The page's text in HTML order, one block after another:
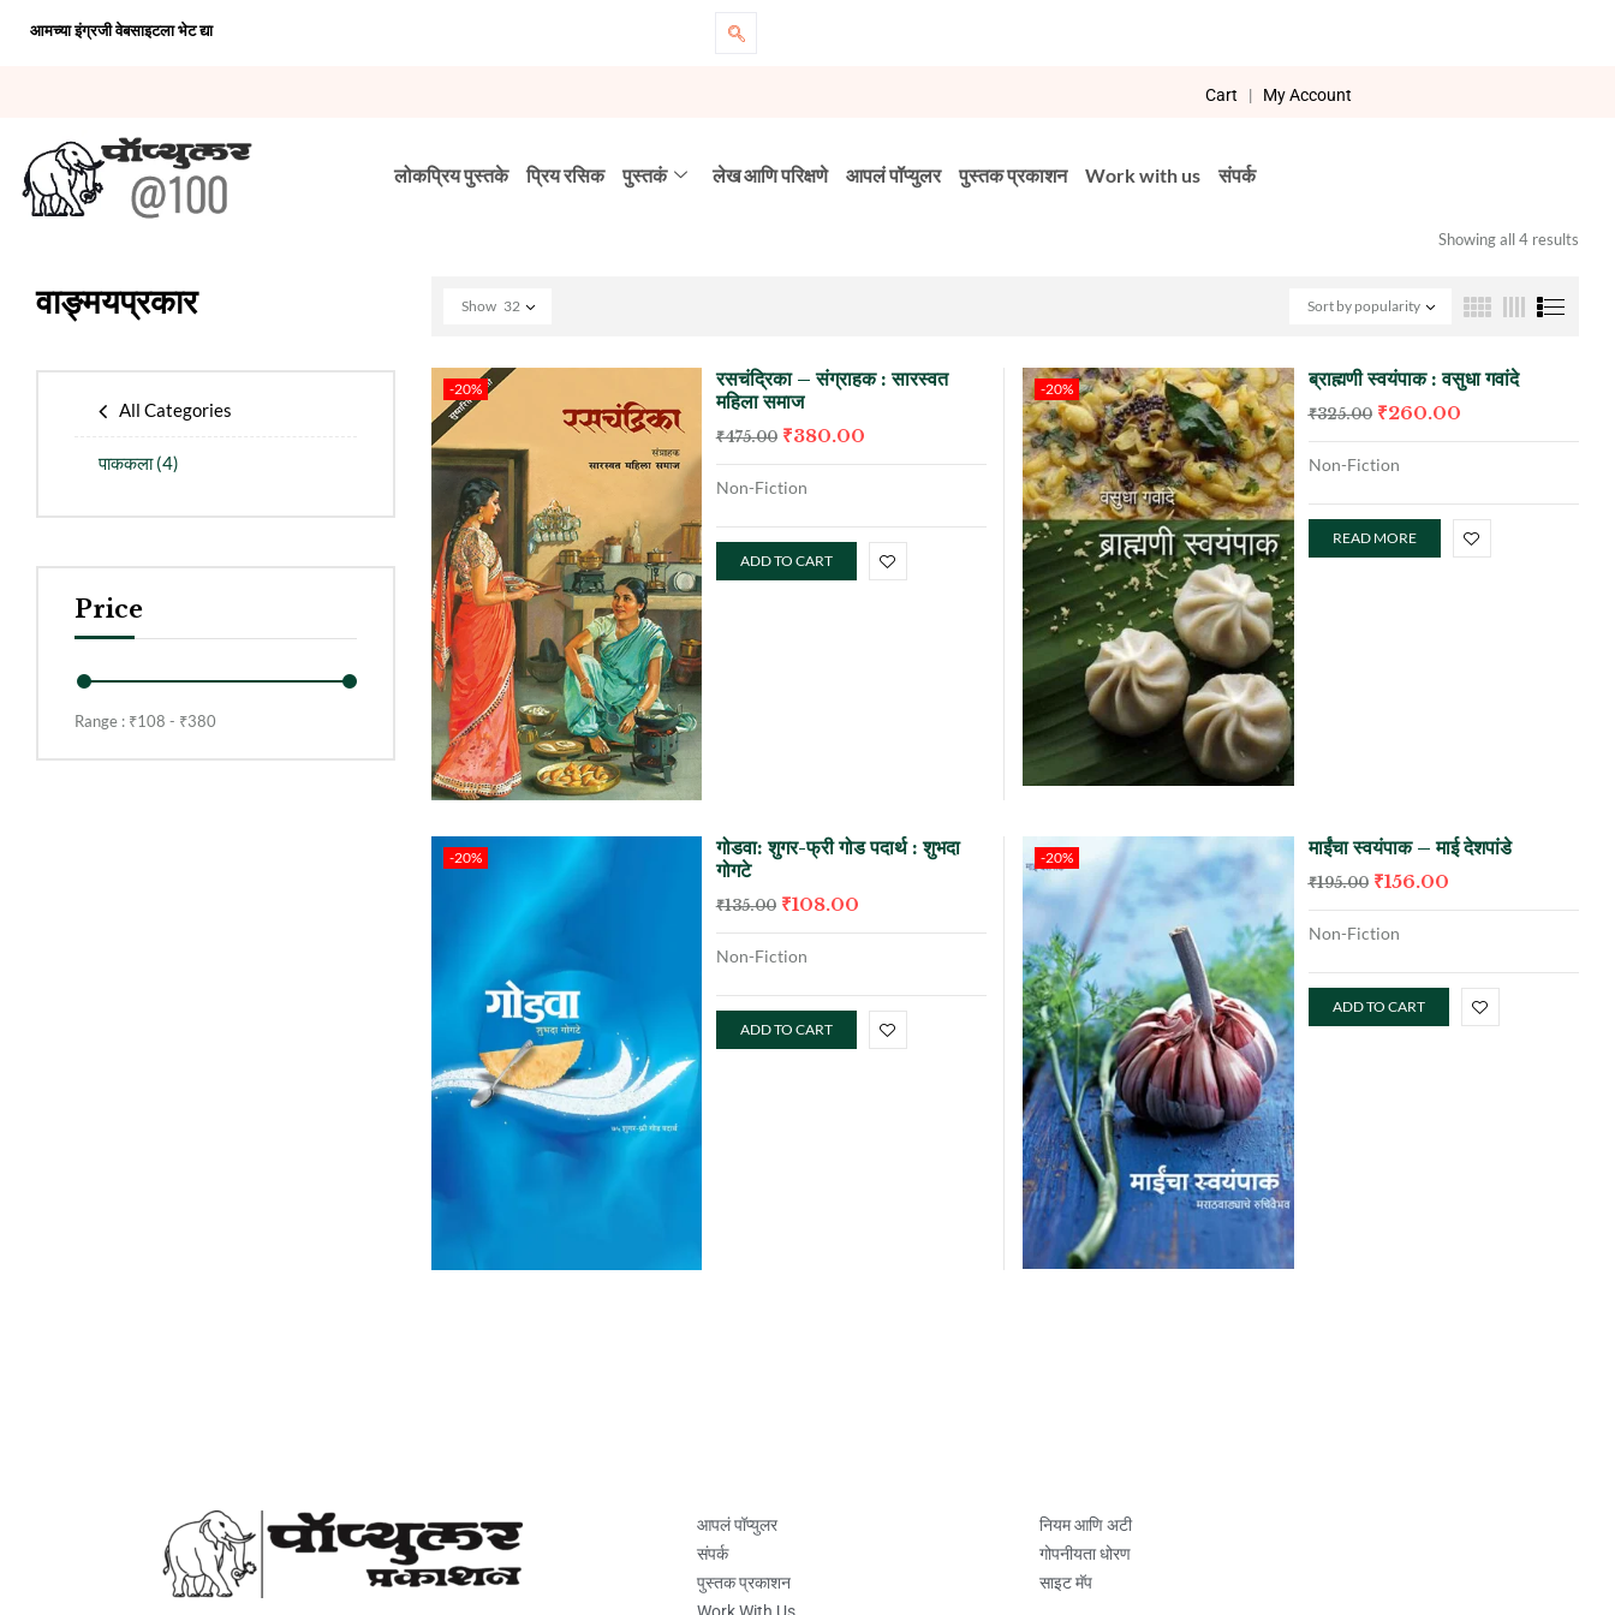
आमच्या इंग्रजी वेबसाइटला भेट द्या
Cart | My Account
लोकप्रिय पुस्तके प्रिय रसिक पुस्तकं लेख आणि परिक्षणे आपलं पॉप्युलर पुस्तक प्रकाशन Work with us संपर्क
वाङ्मयप्रकार
All Categories
पाककला(4)
Price
Range : ₹108 - ₹380
Showing all 4 results
Sort by popularity
Show 32
-20%
रसचंद्रिका – संग्राहक : सारस्वत
महिला समाज
₹475.00 ₹380.00
Non-Fiction
ADD TO CART
-20% ब्राह्मणी स्वयंपाक : वसुधा गवांदे
₹325.00 ₹260.00
Non-Fiction
READ MORE
-20%
गोडवा: शुगर-फ्री गोड पदार्थ : शुभदा
गोगटे
₹135.00 ₹108.00
Non-Fiction
ADD TO CART
-20% माईंचा स्वयंपाक – माई देशपांडे
₹195.00 ₹156.00
Non-Fiction
ADD TO CART
आपलं पॉप्युलर
संपर्क
पुस्तक प्रकाशन
Work With Us
नियम आणि अटी
गोपनीयता धोरण
साइट मॅप